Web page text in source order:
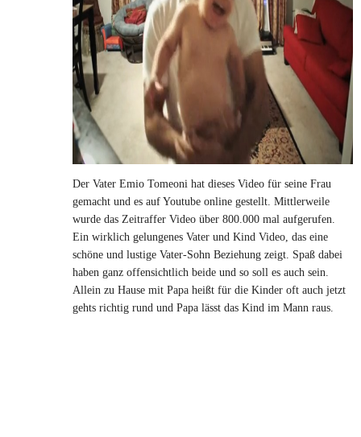
Der Vater Emio Tomeoni hat dieses Video für seine Frau
gemacht und es auf Youtube online gestellt. Mittlerweile
wurde das Zeitraffer Video über 800.000 mal aufgerufen.
Ein wirklich gelungenes Vater und Kind Video, das eine
schöne und lustige Vater-Sohn Beziehung zeigt. Spaß dabei
haben ganz offensichtlich beide und so soll es auch sein.
Allein zu Hause mit Papa heißt für die Kinder oft auch jetzt
gehts richtig rund und Papa lässt das Kind im Mann raus.